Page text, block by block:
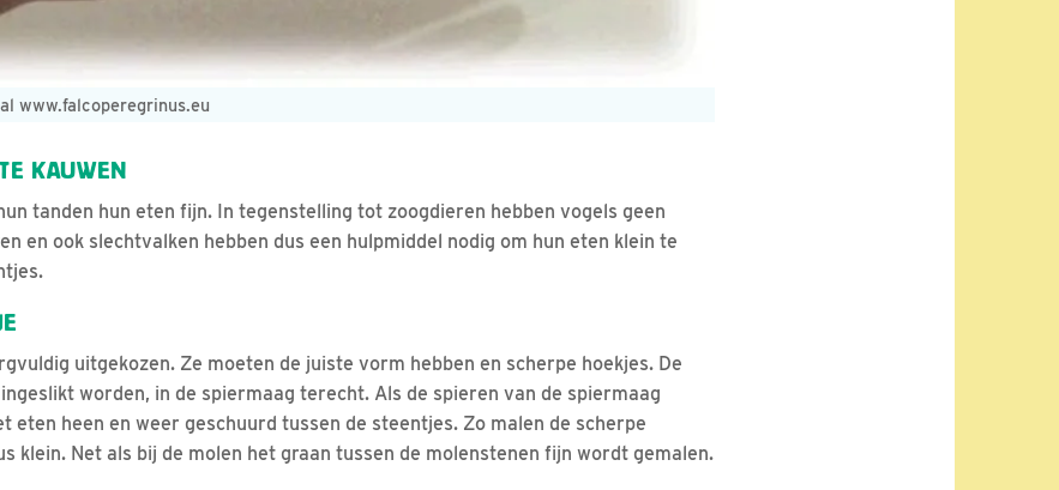
www.falcoperegrinus.eu
KAUWEN
tanden hun eten fijn. In tegenstelling tot zoogdieren hebben vogels geen
en ook slechtvalken hebben dus een hulpmiddel nodig om hun eten klein te
uitgekozen. Ze moeten de juiste vorm hebben en scherpe hoekjes. De
worden, in de spiermaag terecht. Als de spieren van de spiermaag
eten heen en weer geschuurd tussen de steentjes. Zo malen de scherpe
klein. Net als bij de molen het graan tussen de molenstenen fijn wordt gemalen.